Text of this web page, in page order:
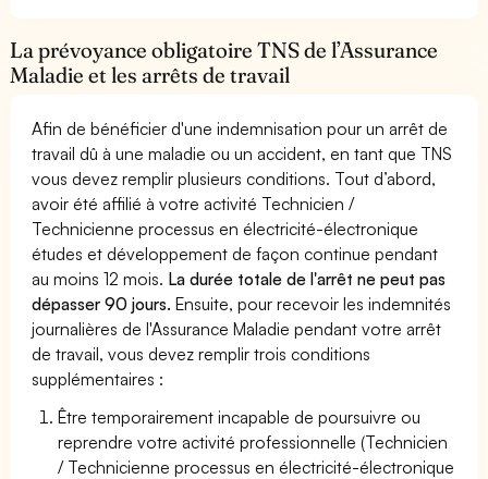
La prévoyance obligatoire TNS de l’Assurance
Maladie et les arrêts de travail
Afin de bénéficier d'une indemnisation pour un arrêt de
travail dû à une maladie ou un accident, en tant que TNS
vous devez remplir plusieurs conditions. Tout d’abord,
avoir été affilié à votre activité Technicien /
Technicienne processus en électricité-électronique
études et développement de façon continue pendant
au moins 12 mois. La durée totale de l'arrêt ne peut pas
dépasser 90 jours. Ensuite, pour recevoir les indemnités
journalières de l'Assurance Maladie pendant votre arrêt
de travail, vous devez remplir trois conditions
supplémentaires :
Être temporairement incapable de poursuivre ou
reprendre votre activité professionnelle (Technicien
/ Technicienne processus en électricité-électronique